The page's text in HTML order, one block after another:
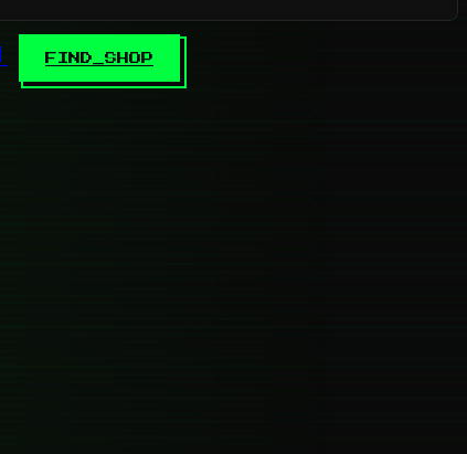
FIND_SHOP